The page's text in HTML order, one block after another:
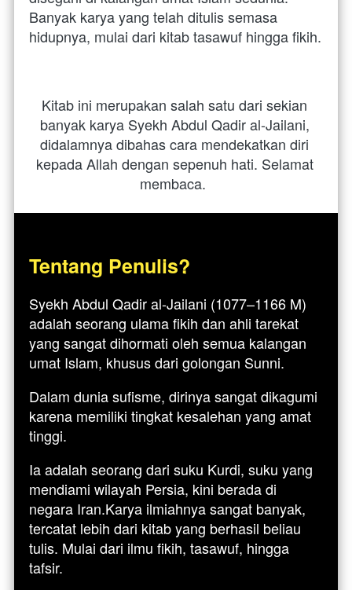
Banyak karya yang telah ditulis semasa
hidupnya, mulai dari kitab tasawuf hingga fikih.
Kitab ini merupakan salah satu dari sekian
banyak karya Syekh Abdul Qadir al-Jailani,
didalamnya dibahas cara mendekatkan diri
kepada Allah dengan sepenuh hati. Selamat
membaca.
Tentang Penulis?
Syekh Abdul Qadir al-Jailani (1077–1166 M)
adalah seorang ulama fikih dan ahli tarekat
yang sangat dihormati oleh semua kalangan
umat Islam, khusus dari golongan Sunni.
Dalam dunia sufisme, dirinya sangat dikagumi
karena memiliki tingkat kesalehan yang amat
tinggi.
Ia adalah seorang dari suku Kurdi, suku yang
mendiami wilayah Persia, kini berada di
negara Iran.Karya ilmiahnya sangat banyak,
tercatat lebih dari kitab yang berhasil beliau
tulis. Mulai dari ilmu fikih, tasawuf, hingga
tafsir.